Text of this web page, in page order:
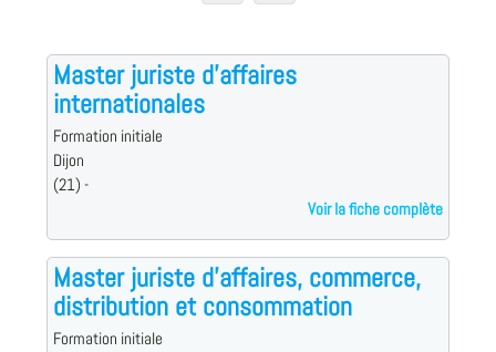
Master juriste d'affaires
internationales
Formation initiale
Dijon
(21) -
Voir la fiche complète
Master juriste d'affaires, commerce,
distribution et consommation
Formation initiale